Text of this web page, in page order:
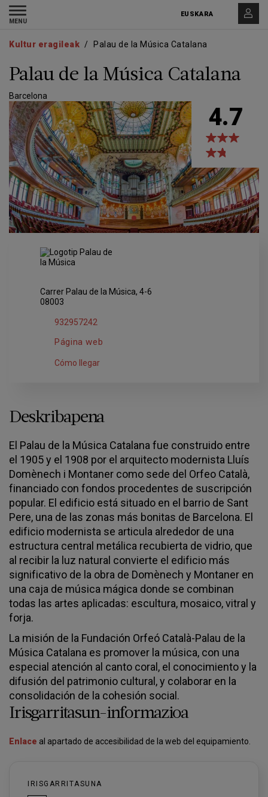
Skip
main
Skip
main
EUSKARA
Toggle
navigation
Kultur eragileak Palau de la Música Catalana
Palau de la Música Catalana
Barcelona
4.7
Carrer Palau de la Música, 4-6
08003
932957242
Página web
Cómo llegar
Deskribapena
El Palau de la Música Catalana fue construido entre
el 1905 y el 1908 por el arquitecto modernista Lluís
Domènech i Montaner como sede del Orfeo Català,
financiado con fondos procedentes de suscripción
popular. El edificio está situado en el barrio de Sant
Pere, una de las zonas más bonitas de Barcelona. El
edificio modernista se articula alrededor de una
estructura central metálica recubierta de vidrio, que
al recibir la luz natural convierte el edificio más
significativo de la obra de Domènech y Montaner en
una caja de música mágica donde se combinan
todas las artes aplicadas: escultura, mosaico, vitral y
forja.
La misión de la Fundación Orfeó Català-Palau de la
Música Catalana es promover la música, con una
especial atención al canto coral, el conocimiento y la
difusión del patrimonio cultural, y colaborar en la
consolidación de la cohesión social.
Irisgarritasun-informazioa
Enlace al apartado de accesibilidad de la web del equipamiento.
IRISGARRITASUNA